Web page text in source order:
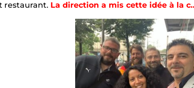
restaurant. La direction a mis cette idée à la